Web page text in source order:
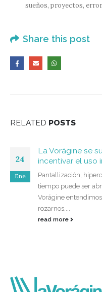
sueños, proyectos,
Share this post
RELATED POSTS
24
Ene
La Vorágine se
incentivar el uso
Pantallización,
tiempo puede ser
Vorágine
rozarnos,...
read more